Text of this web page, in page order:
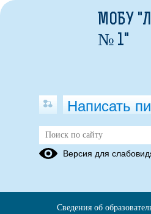
МОБУ
№ 1"
Написать
Версия для
Сведения об